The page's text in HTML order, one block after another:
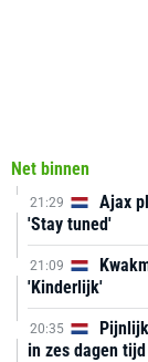
Net binnen
21:29
Ajax
'Stay tuned'
21:09
'Kinderlijk'
20:35
in zes dagen tijd